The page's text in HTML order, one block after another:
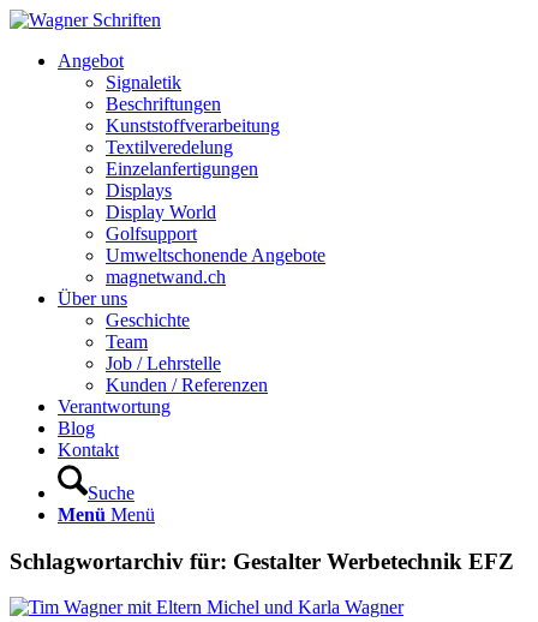
Hauptnavigation
Angebot
Signaletik
Beschriftungen
Kunststoffverarbeitung
Textilveredelung
Einzelanfertigungen
Displays
Display World
Golfsupport
Umweltschonende Angebote
magnetwand.ch
Über uns
Geschichte
Team
Job / Lehrstelle
Kunden / Referenzen
Verantwortung
Blog
Kontakt
Suche
Menü Menü
Schlagwortarchiv für: Gestalter Werbetechnik EFZ